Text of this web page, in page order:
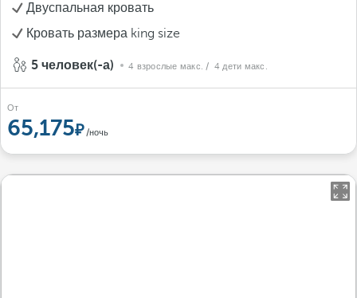
Двуспальная кровать
Кровать размера king size
5 человек(-а) 4 взрослые макс. / 4 дети макс.
От
65,175 /ночь